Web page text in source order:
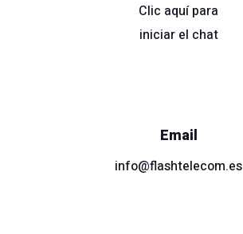
Clic aquí para
iniciar el chat
Email
info@flashtelecom.es